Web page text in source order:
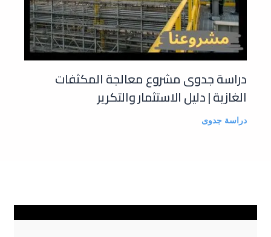
دراسة جدوى مشروع معالجة المكثفات
الغازية | دليل الاستثمار والتكرير
دراسة جدوى